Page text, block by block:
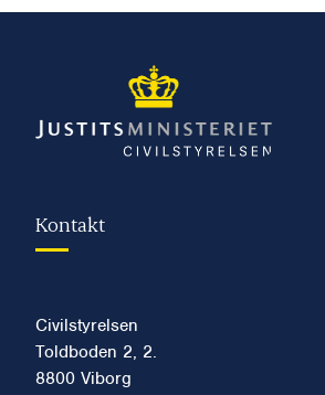
Kontakt
Civilstyrelsen
Toldboden 2, 2.
8800 Viborg